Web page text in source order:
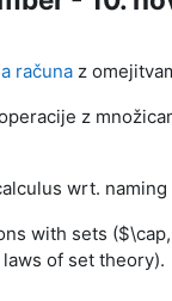
računaz
z
wrt.
with sets
of set theory).